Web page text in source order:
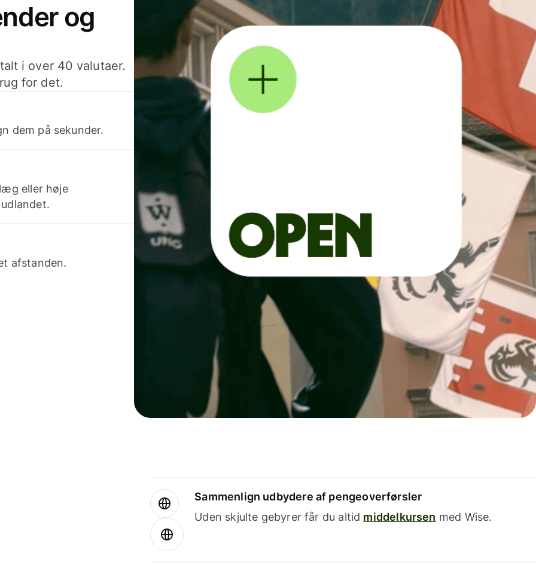
og
i over 40 valutaer.
for det.
dem på sekunder.
eller høje
afstanden.
Sammenlign udbydere af pengeoverførsler
Uden skjulte gebyrer får du altid middelkursen med Wise.